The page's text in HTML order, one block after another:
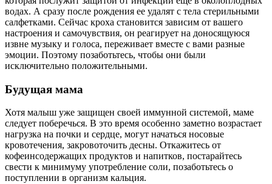
водах. А сразу после рождения ее удалят с тела стерильными
салфетками. Сейчас кроха становится зависим от вашего
настроения и самочувствия, он реагирует на доносящуюся
извне музыку и голоса, переживает вместе с вами разные
эмоции. Поэтому позаботьтесь, чтобы они были
исключительно положительными.
Будущая мама
Хотя малыш уже защищен своей иммунной системой, маме
следует поберечься. В это время особенно заметно возрастает
нагрузка на почки и сердце, могут начаться носовые
кровотечения, закровоточить десны. Откажитесь от
кофеинсодержащих продуктов и напитков, постарайтесь
свести к минимуму употребление соли, позаботьтесь о
поступлении в организм кальция.